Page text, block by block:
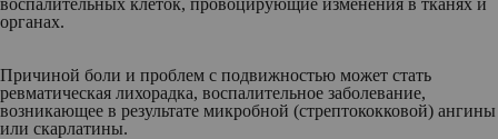
воспалительных клеток, провоцирующие изменения в тканях и
органах.
Причиной боли и проблем с подвижностью может стать
ревматическая лихорадка, воспалительное заболевание,
возникающее в результате микробной (стрептококковой) ангины
или скарлатины.